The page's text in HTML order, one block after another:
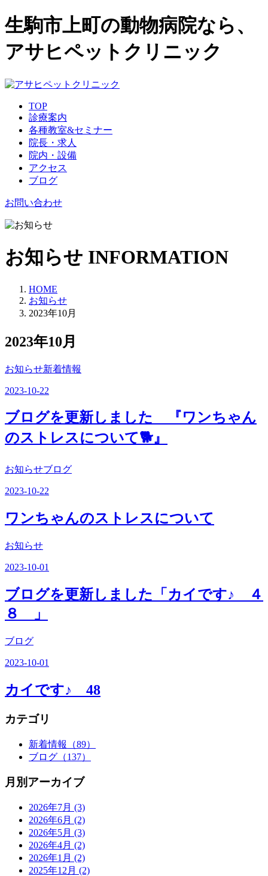
生駒市上町の動物病院なら、
アサヒペットクリニック
TOP
診療案内
各種教室&セミナー
院長・求人
院内・設備
アクセス
ブログ
お問い合わせ
お知らせ INFORMATION
HOME
お知らせ
2023年10月
2023年10月
お知らせ新着情報
2023-10-22
ブログを更新しました 『ワンちゃん
のストレスについて🐕』
お知らせブログ
2023-10-22
ワンちゃんのストレスについて
お知らせ
2023-10-01
ブログを更新しました「カイです♪ ４
８ 」
ブログ
2023-10-01
カイです♪ 48
カテゴリ
新着情報
（89）
ブログ （137）
月別アーカイブ
2026年7月 (3)
2026年6月 (2)
2026年5月 (3)
2026年4月 (2)
2026年1月 (2)
2025年12月 (2)